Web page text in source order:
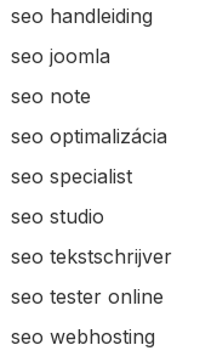
seo handleiding
seo joomla
seo note
seo optimalizácia
seo specialist
seo studio
seo tekstschrijver
seo tester online
seo webhosting